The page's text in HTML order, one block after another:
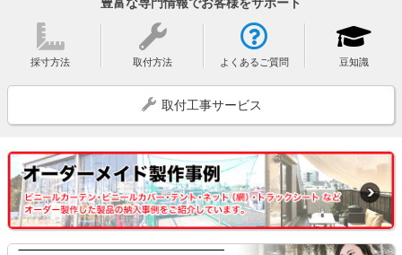
採寸方法 取付方法 よくあるご質問 豆知識
取付工事サービス